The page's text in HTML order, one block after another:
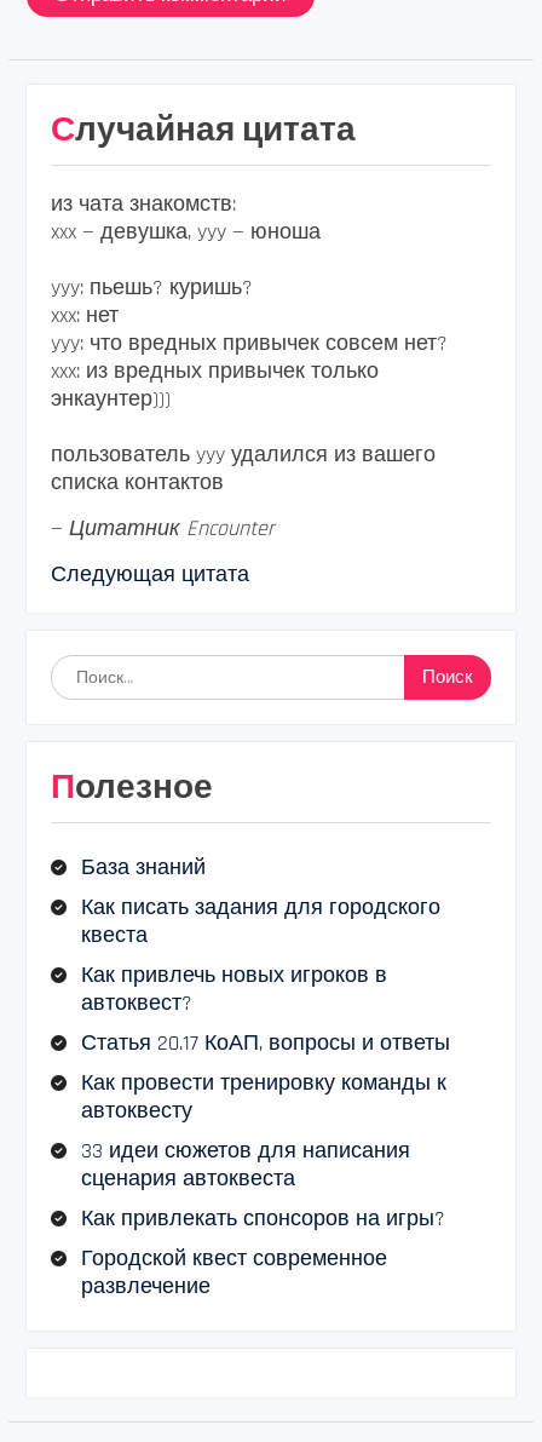
Случайная цитата
из чата знакомств:
xxx — девушка, yyy — юноша
yyy: пьешь? куришь?
xxx: нет
yyy: что вредных привычек совсем нет?
xxx: из вредных привычек только
энкаунтер)))
пользователь yyy удалился из вашего
списка контактов
— Цитатник Encounter
Следующая цитата
Найти:
Полезное
База знаний
Как писать задания для городского
квеста
Как привлечь новых игроков в
автоквест?
Статья 20.17 КоАП, вопросы и ответы
Как провести тренировку команды к
автоквесту
33 идеи сюжетов для написания
сценария автоквеста
Как привлекать спонсоров на игры?
Городской квест современное
развлечение